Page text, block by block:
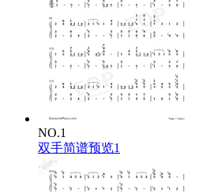
NO.1
双手简谱预览1